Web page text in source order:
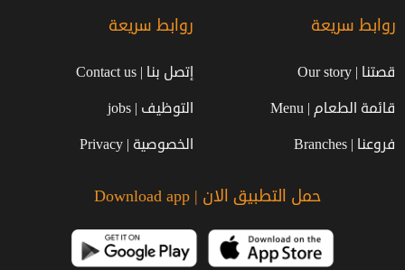
روابط سريعة
قصتنا | Our story
قائمة الطعام | Menu
فروعنا | Branches
روابط سريعة
إتصل بنا | Contact us
التوظيف | jobs
الخصوصية | Privacy
حمل التطبيق الان | Download app